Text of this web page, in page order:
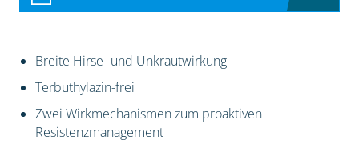
Breite Hirse- und Unkrautwirkung
Terbuthylazin-frei
Zwei Wirkmechanismen zum proaktiven
Resistenzmanagement